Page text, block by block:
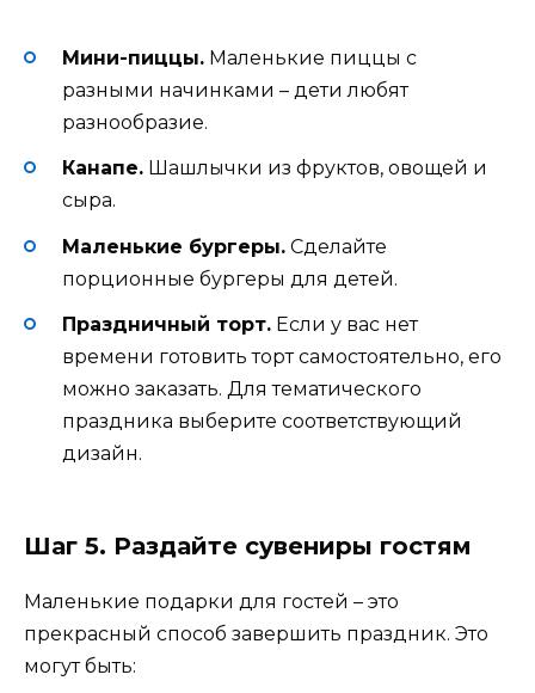
Мини-пиццы. Маленькие пиццы с
разными начинками – дети любят
разнообразие.
Канапе. Шашлычки из фруктов, овощей и
сыра.
Маленькие бургеры. Сделайте
порционные бургеры для детей.
Праздничный торт. Если у вас нет
времени готовить торт самостоятельно, его
можно заказать. Для тематического
праздника выберите соответствующий
дизайн.
Шаг 5. Раздайте сувениры гостям
Маленькие подарки для гостей – это
прекрасный способ завершить праздник. Это
могут быть: